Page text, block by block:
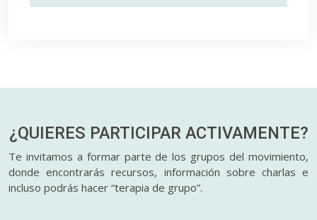
¿QUIERES PARTICIPAR ACTIVAMENTE?
Te invitamos a formar parte de los grupos del movimiento,
donde encontrarás recursos, información sobre charlas e
incluso podrás hacer “terapia de grupo”.